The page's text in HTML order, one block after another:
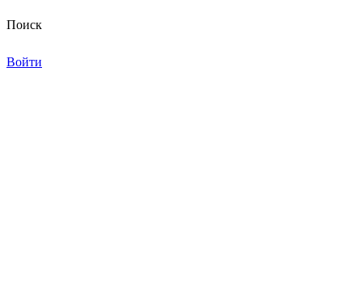
Поиск
Войти